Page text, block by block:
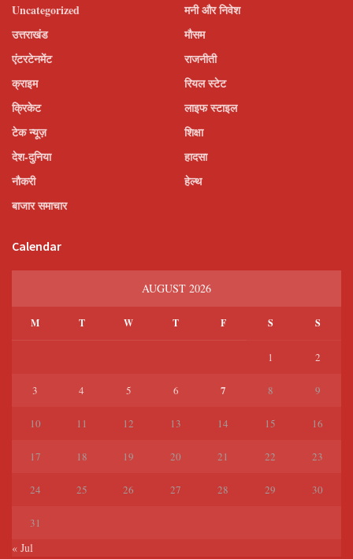
Uncategorized
उत्तराखंड
एंटरटेनमेंट
क्राइम
क्रिकेट
टेक न्यूज़
देश-दुनिया
नौकरी
बाजार समाचार
मनी और निवेश
मौसम
राजनीती
रियल स्टेट
लाइफ स्टाइल
शिक्षा
हादसा
हेल्थ
Calendar
AUGUST 2026
M T W T F S S
1 2
3 4 5 6 7 8 9
10 11 12 13 14 15 16
17 18 19 20 21 22 23
24 25 26 27 28 29 30
31
« Jul